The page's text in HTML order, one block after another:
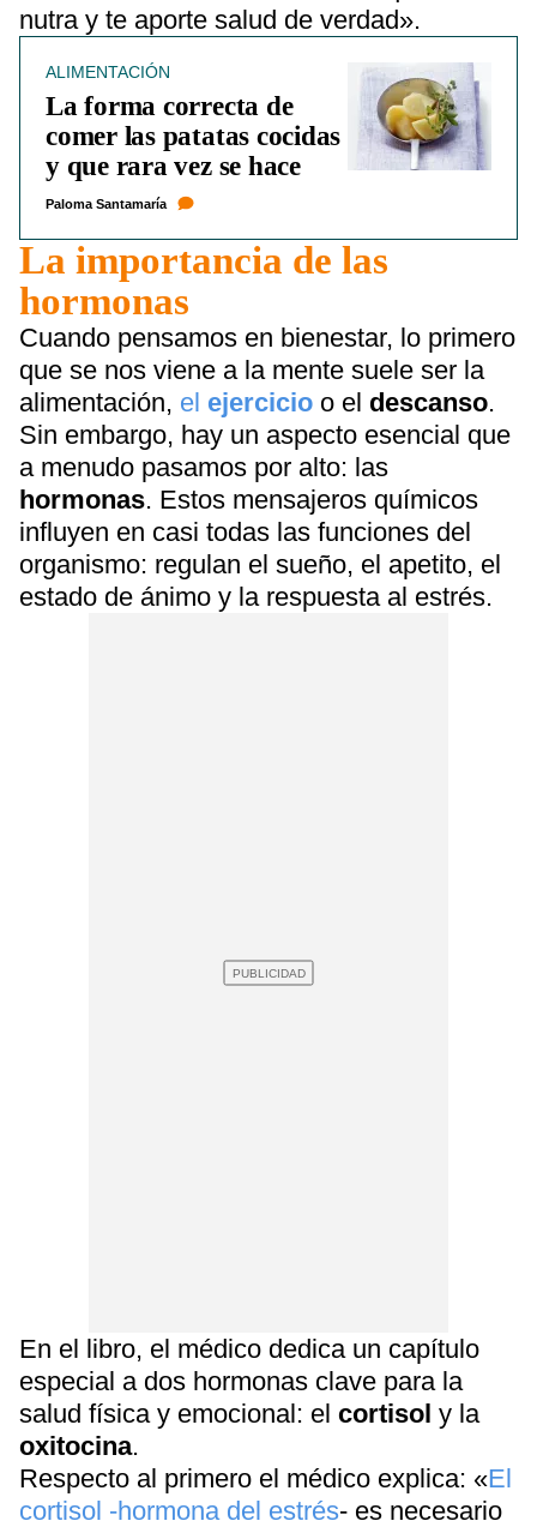
nutra y te aporte salud de verdad».
ALIMENTACIÓN
La forma correcta de
comer las patatas cocidas
y que rara vez se hace
Paloma Santamaría
La importancia de las
hormonas
Cuando pensamos en bienestar, lo primero
que se nos viene a la mente suele ser la
alimentación, el ejercicio o el descanso.
Sin embargo, hay un aspecto esencial que
a menudo pasamos por alto: las
hormonas. Estos mensajeros químicos
influyen en casi todas las funciones del
organismo: regulan el sueño, el apetito, el
estado de ánimo y la respuesta al estrés.
En el libro, el médico dedica un capítulo
especial a dos hormonas clave para la
salud física y emocional: el cortisol y la
oxitocina.
Respecto al primero el médico explica: «El
cortisol -hormona del estrés- es necesario